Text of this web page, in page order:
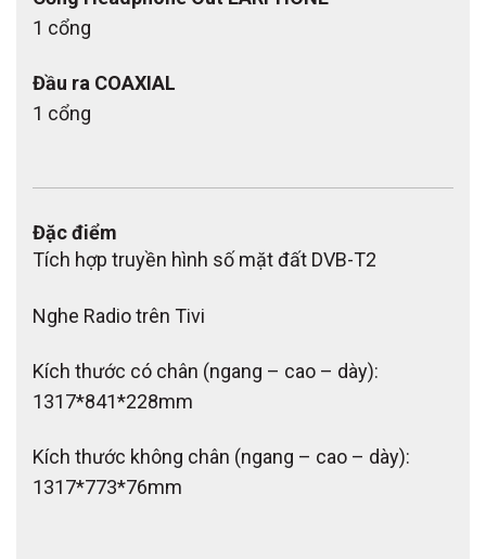
1 cổng
Đầu ra COAXIAL
1 cổng
Đặc điểm
Tích hợp truyền hình số mặt đất DVB-T2
Nghe Radio trên Tivi
Kích thước có chân (ngang – cao – dày):
1317*841*228mm
Kích thước không chân (ngang – cao – dày):
1317*773*76mm